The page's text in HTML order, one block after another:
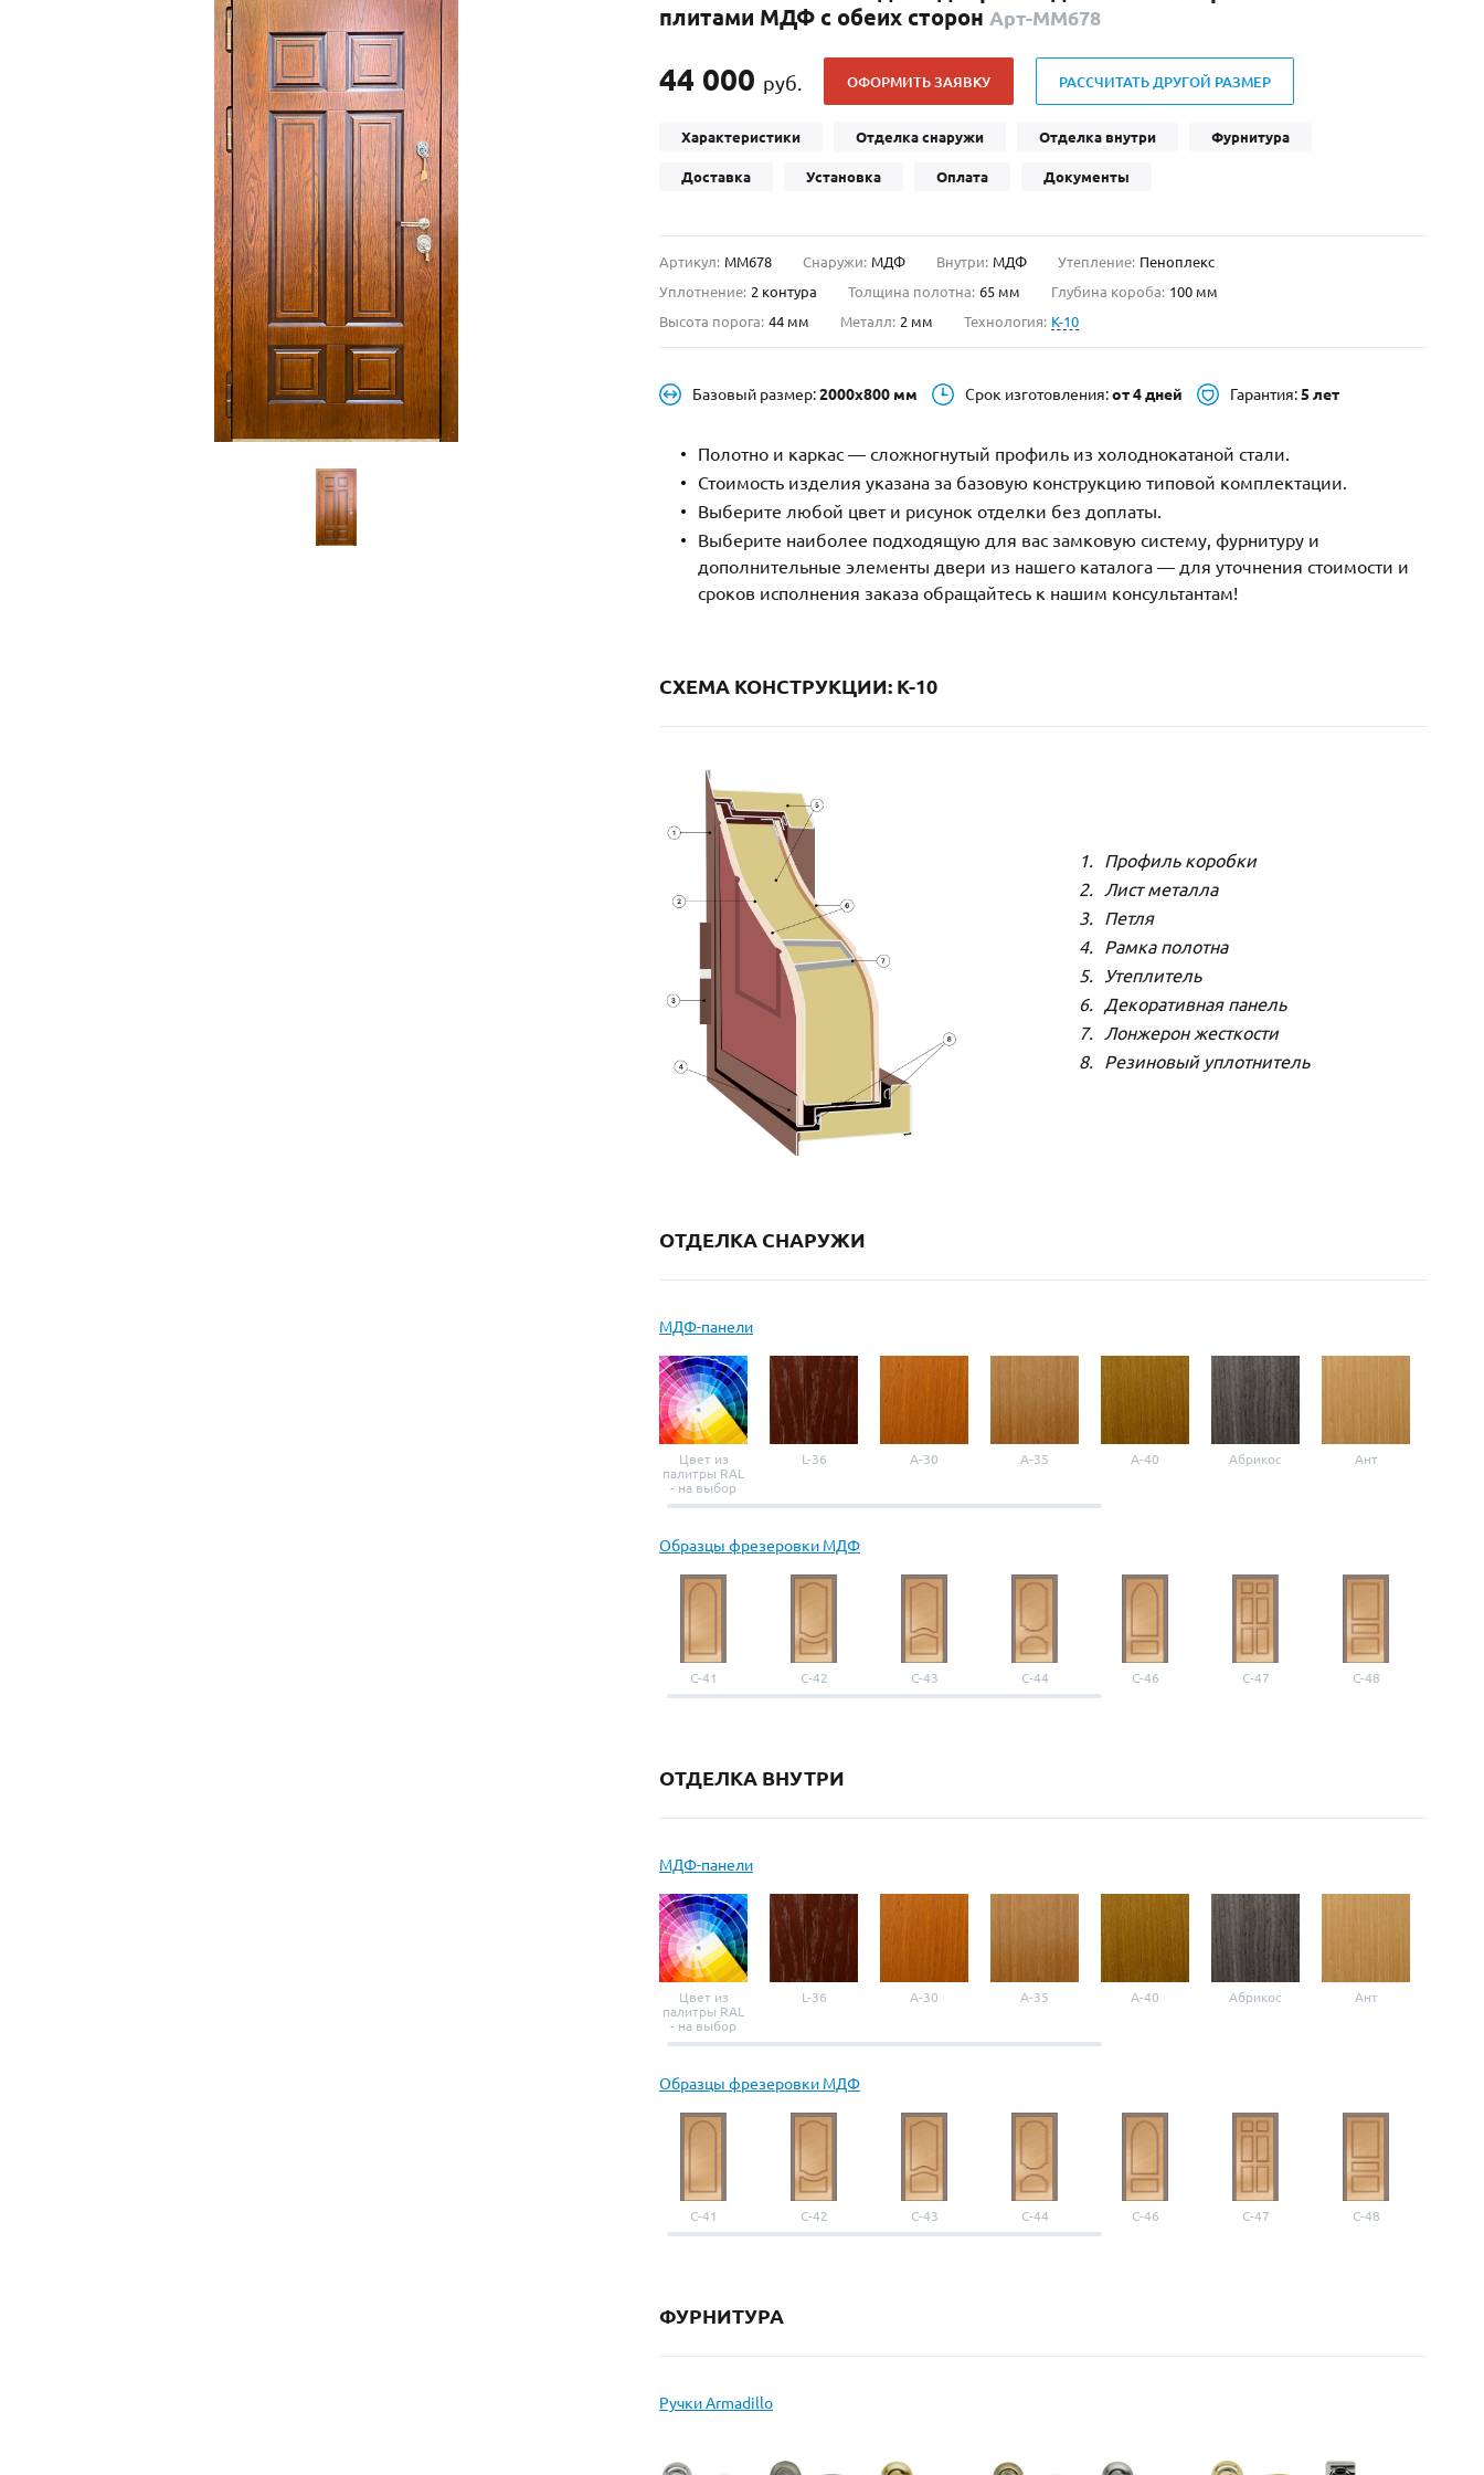
С выдавленным рисунком(35)
С металлобагетом (571)
С геометрическим рисунком (46)
С реечным дизайном(29)
Для дачи
Для бани
Для общественных зданий
Для магазина
Для электрощитовой
В лифтовые холлы
С отбойником(91)
С импостами (73)
С витражами (11)
В современном стиле
Нестандартные
С фрамугой(265)
4-го класса защиты (499)
Полуторапольные
плитами МДФ с обеих сторон Арт-ММ678
44 000 руб. ОФОРМИТЬ ЗАЯВКУ РАССЧИТАТЬ ДРУГОЙ РАЗМЕР
Характеристики Отделка снаружи Отделка внутри Фурнитура
Доставка Установка Оплата Документы
Артикул: ММ678 Снаружи: МДФ Внутри: МДФ Утепление: Пеноплекс
Уплотнение: 2 контура Толщина полотна: 65 мм Глубина короба: 100 мм
Высота порога: 44 мм Металл: 2 мм Технология: K-10
Базовый размер:2000х800 мм Срок изготовления:от 4 дней Гарантия:5 лет
Полотно и каркас — сложногнутый профиль из холоднокатаной стали.
Стоимость изделия указана за базовую конструкцию типовой комплектации.
Выберите любой цвет и рисунок отделки без доплаты.
Выберите наиболее подходящую для вас замковую систему, фурнитуру и
дополнительные элементы двери из нашего каталога — для уточнения стоимости и
сроков исполнения заказа обращайтесь к нашим консультантам!
СХЕМА КОНСТРУКЦИИ: K-10
Профиль коробки
Лист металла
Петля
Рамка полотна
Утеплитель
Декоративная панель
Лонжерон жесткости
Резиновый уплотнитель
ОТДЕЛКА СНАРУЖИ
МДФ-панели
Цвет из
палитры RAL
- на выбор
L-36 A-30 A-35 A-40 Абрикос Ант
Образцы фрезеровки МДФ
С-41 С-42 С-43 С-44 С-46 С-47 С-48
ОТДЕЛКА ВНУТРИ
МДФ-панели
Цвет из
палитры RAL
- на выбор
L-36 A-30 A-35 A-40 Абрикос Ант
Образцы фрезеровки МДФ
С-41 С-42 С-43 С-44 С-46 С-47 С-48
ФУРНИТУРА
Ручки Armadillo